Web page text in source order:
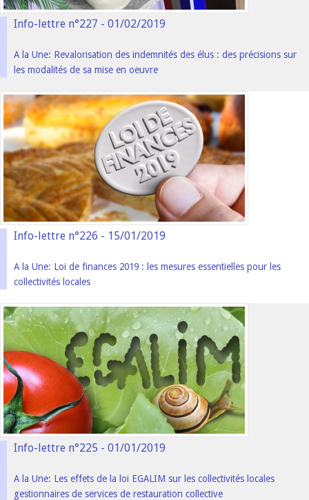
Info-lettre n°227 - 01/02/2019
A la Une: Revalorisation des indemnités des élus : des précisions sur
les modalités de sa mise en oeuvre
Info-lettre n°226 - 15/01/2019
A la Une: Loi de finances 2019 : les mesures essentielles pour les
collectivités locales
Info-lettre n°225 - 01/01/2019
A la Une: Les effets de la loi EGALIM sur les collectivités locales
gestionnaires de services de restauration collective